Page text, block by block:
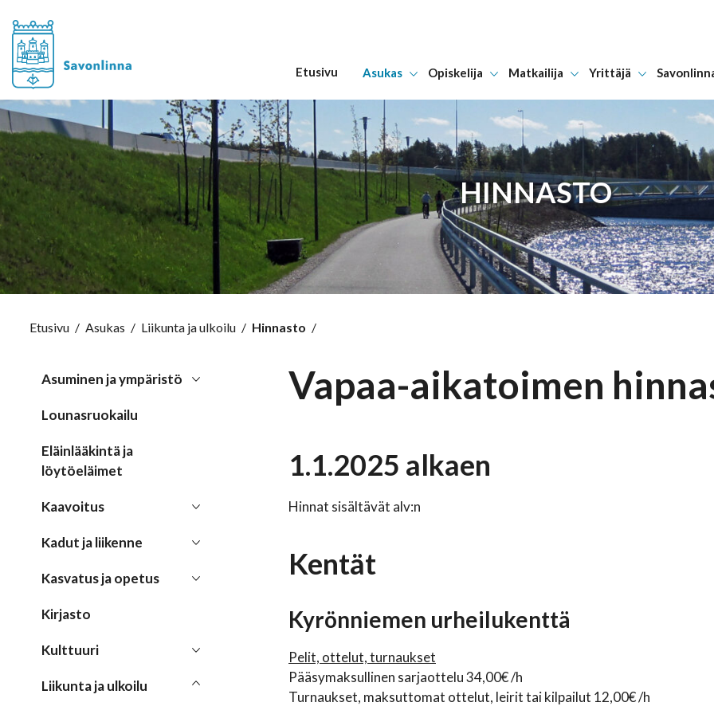
Hyppää sisältöön
Etusivu Asukas Opiskelija Matkailija Yrittäjä
HINNASTO
Etusivu / Asukas / Liikunta ja ulkoilu / Hinnasto /
Asuminen ja ympäristö
Lounasruokailu
Eläinlääkintä ja
löytöeläimet
Kaavoitus
Kadut ja liikenne
Kasvatus ja opetus
Kirjasto
Kulttuuri
Liikunta ja ulkoilu
Vapaa-aikatoimen
1.1.2025 alkaen
Hinnat sisältävät alv:n
Kentät
Kyrönniemen urheilukenttä
Pelit, ottelut, turnaukset
Pääsymaksullinen sarjaottelu 34,00€ /h
Turnaukset, maksuttomat ottelut, leirit tai kilpailut 12,00€ /h